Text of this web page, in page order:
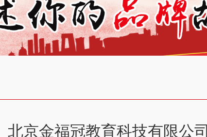
北京金福冠教育科技有限公司